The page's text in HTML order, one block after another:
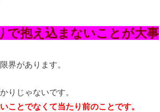
で抱え込まないことが大事
界があります。
りじゃないです。
ことでなくて当たり前のことです。